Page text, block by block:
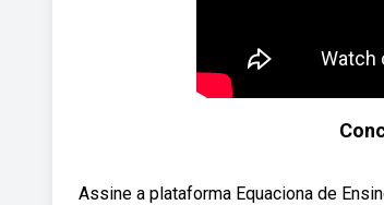
Assine a plataforma Equaciona de